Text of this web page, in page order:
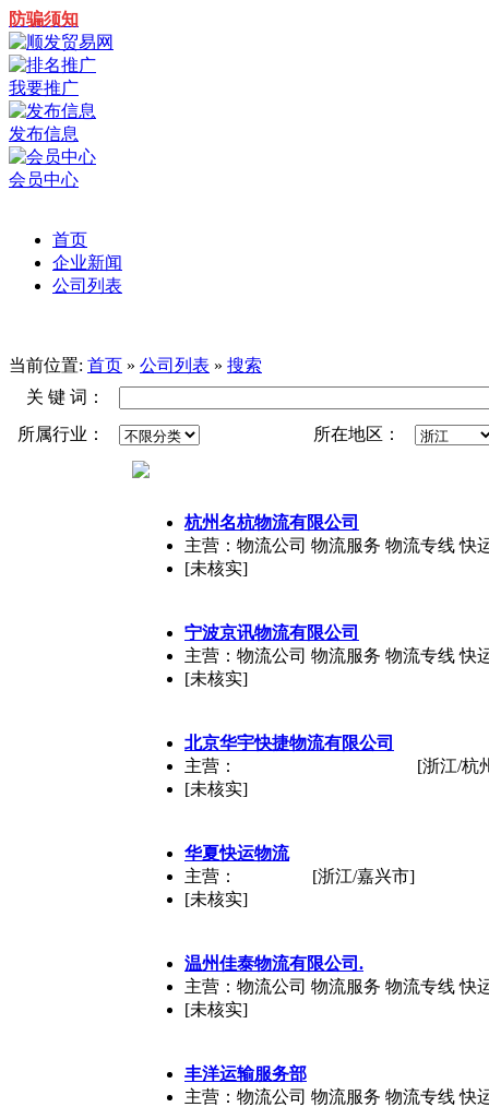
防骗须知
我要推广
发布信息
会员中心
首页
企业新闻
公司列表
当前位置: 首页 » 公司列表 » 搜索
关 键 词：
所属行业：
所在地区：
杭州名杭物流有限公司
主营：物流公司 物流服务 物流专线 快
[未核实]
宁波京讯物流有限公司
主营：物流公司 物流服务 物流专线 快
[未核实]
北京华宇快捷物流有限公司
主营：
[未核实]
[浙江/杭
华夏快运物流
主营：
[未核实]
[浙江/嘉兴市]
温州佳泰物流有限公司.
主营：物流公司 物流服务 物流专线 快
[未核实]
丰洋运输服务部
主营：物流公司 物流服务 物流专线 快